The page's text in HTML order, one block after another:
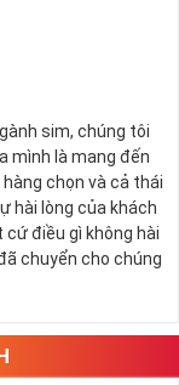
âm dương và đất
lợi và mang lại
tính hai mặt của
để đưa ra
giúp cho ý nghĩa
2 giúp khích lệ tinh
sim, chúng tôi
mình là mang đến
chọn và cả thái
hài lòng của khách
cứ điều gì không hài
chuyển cho chúng